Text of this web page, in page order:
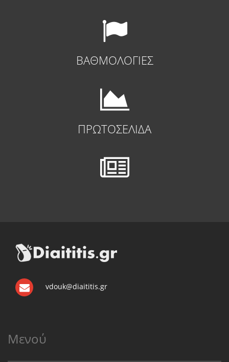
ΒΑΘΜΟΛΟΓΙΕΣ
ΠΡΩΤΟΣΕΛΙΔΑ
vdouk@diaititis.gr
Μενού